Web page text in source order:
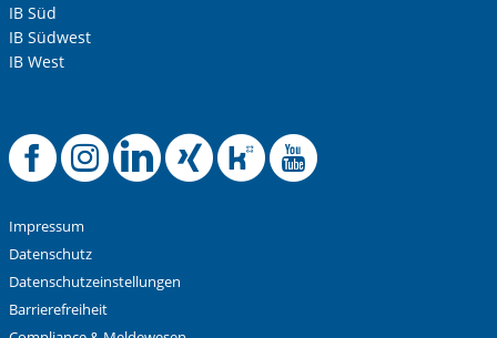
IB Süd
IB Südwest
IB West
Offizielle
Offizielle
Offizielle
Offizielle
Offizielle
Impressum
Datenschutz
Datenschutzeinstellungen
Barrierefreiheit